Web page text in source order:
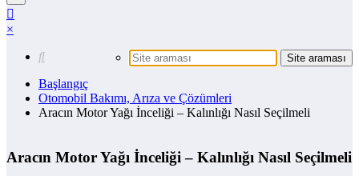
×
Başlangıç
Otomobil Bakımı, Arıza ve Çözümleri
Aracın Motor Yağı İnceliği – Kalınlığı Nasıl Seçilmeli
Aracın Motor Yağı İnceliği – Kalınlığı Nasıl Seçilmeli